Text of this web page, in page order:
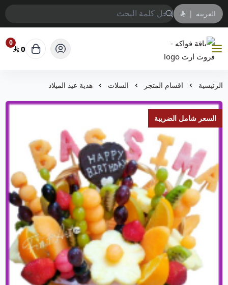
العربية |
باقة فواكه - فروت ارت
0
0
الرئيسية اقسام المتجر السلات هدية عيد الميلاد
السعر شامل الضريبة